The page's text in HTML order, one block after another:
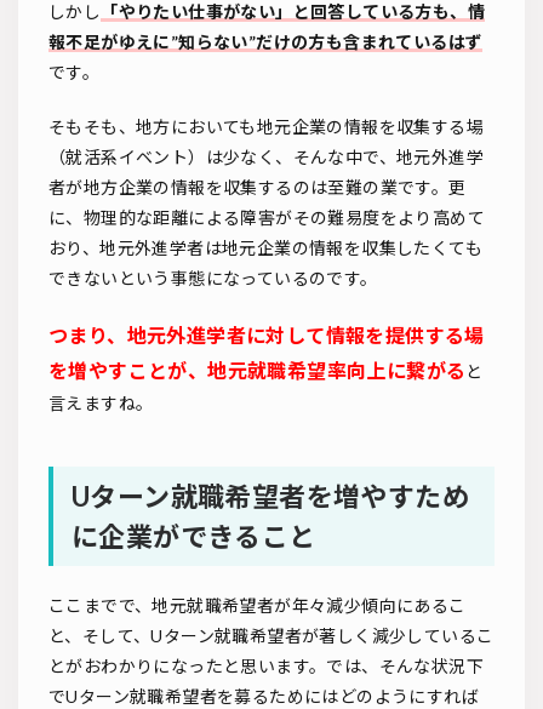
しかし
「やりたい仕事がない」と回答している方も、情
報不足がゆえに”知らない”だけの方も含まれているはず
です。
そもそも、地方においても地元企業の情報を収集する場
（就活系イベント）は少なく、そんな中で、地元外進学
者が地方企業の情報を収集するのは至難の業です。更
に、物理的な距離による障害がその難易度をより高めて
おり、地元外進学者は地元企業の情報を収集したくても
できないという事態になっているのです。
つまり、地元外進学者に対して情報を提供する場
を増やすことが、地元就職希望率向上に繋がる と
言えますね。
Uターン就職希望者を増やすため
に企業ができること
ここまでで、地元就職希望者が年々減少傾向にあるこ
と、そして、Uターン就職希望者が著しく減少しているこ
とがおわかりになったと思います。では、そんな状況下
でUターン就職希望者を募るためにはどのようにすれば